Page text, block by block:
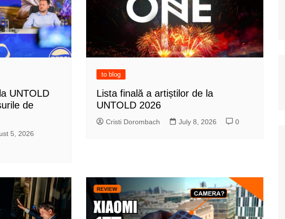
UNTOLD
de
5, 2026
to blog
Lista finală a artiștilor de la
UNTOLD 2026
Cristi Dorombach July 8, 2026 0